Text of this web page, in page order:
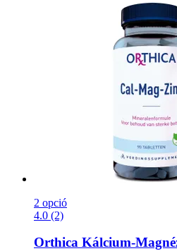
2 opció
4.0 (2)
Orthica Kálcium-​